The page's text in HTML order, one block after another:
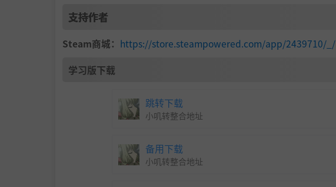
支持作者
Steam商城： https://store.steampowered.com/app/2439710/_/
学习版下载
跳转下载
小叽转整合地址
备用下载
小叽转整合地址